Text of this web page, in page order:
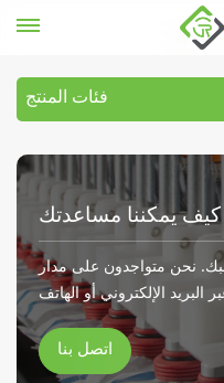
بيت
فئات المنتج
كيف يمكننا مساعدتك
نحن متواجدون على مدار
اتصل بنا